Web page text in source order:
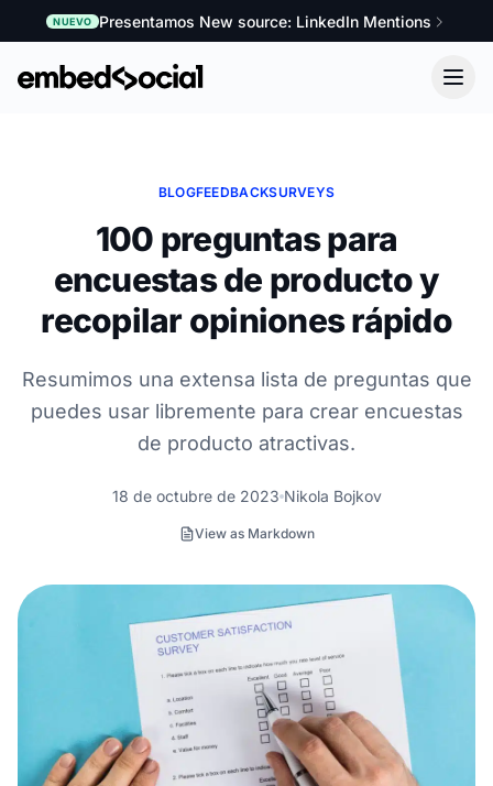
NUEVO Presentamos New source: LinkedIn Mentions
BLOGFEEDBACKSURVEYS
100 preguntas para
encuestas de producto y
recopilar opiniones rápido
Resumimos una extensa lista de preguntas que
puedes usar libremente para crear encuestas
de producto atractivas.
18 de octubre de 2023 Nikola Bojkov
View as Markdown